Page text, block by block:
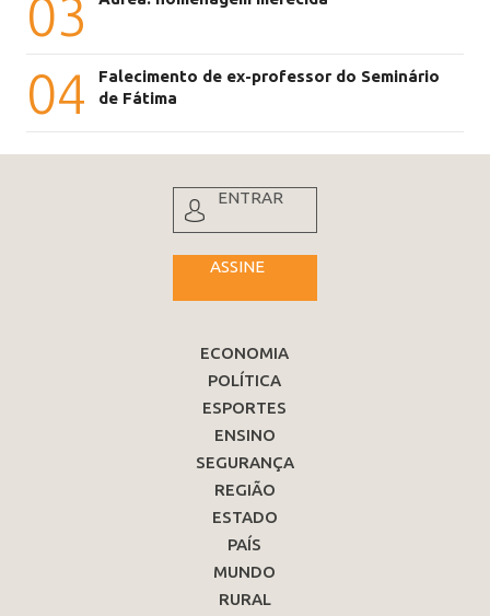
03
04
Falecimento de ex-professor do Seminário
de Fátima
ENTRAR
ASSINE
ECONOMIA
POLÍTICA
ESPORTES
ENSINO
SEGURANÇA
REGIÃO
ESTADO
PAÍS
MUNDO
RURAL